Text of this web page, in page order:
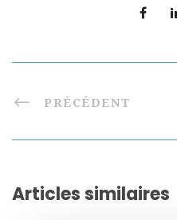
PRÉCÉDENT
Articles similaires